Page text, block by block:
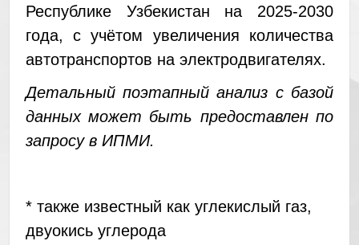
Республике Узбекистан на 2025-2030
года, с учётом увеличения количества
автотранспортов на электродвигателях.
Детальный поэтапный анализ с базой
данных может быть предоставлен по
запросу в ИПМИ.
* также известный как углекислый газ,
двуокись углерода